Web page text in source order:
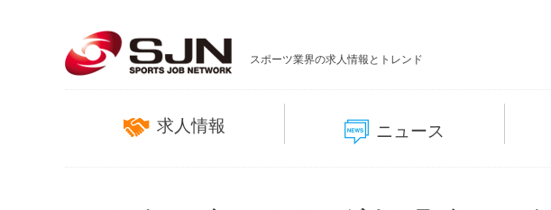
スポーツ業界の求人情報とトレンド
求人情報 ニュース